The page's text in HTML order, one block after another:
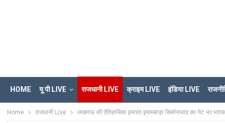
HOME यू पी LIVE राजधानी LIVE क्राइम LIVE इंडिया LIVE
Home राजधानी Live लखनऊ की ऐतिहासिक इमारत इमामबाड़ा सिब्तेनाबाद का गेट भर